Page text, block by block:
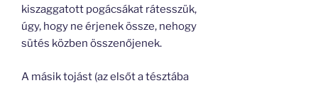
kiszaggatott pogácsákat rátesszük,
úgy, hogy ne érjenek össze, nehogy
sütés közben összenőjenek.
A másik tojást (az elsőt a tésztába